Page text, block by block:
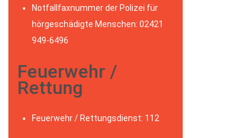
Notfallfaxnummer der Polizei für
hörgeschädigte Menschen: 02421
949-6496
Feuerwehr /
Rettung
Feuerwehr / Rettungsdienst: 112